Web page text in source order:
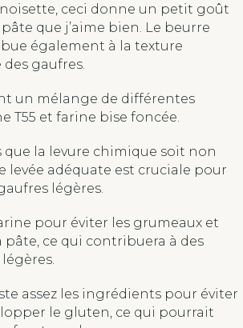
ceci donne un petit goût
que j’aime bien. Le beurre
également à la texture
gaufres.
un mélange de différentes
T55 et farine bise foncée.
que la levure chimique soit non
levée adéquate est cruciale pour
légères.
pour éviter les grumeaux et
pâte, ce qui contribuera à des
assez les ingrédients pour éviter
le gluten, ce qui pourrait